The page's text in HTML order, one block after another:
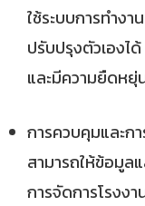
ใช้ระบบการทำง
ปรับปรุงตัวเองไ
และมีความยืดหยุ่
การควบคุมและก
สามารถให้ข้อมูล
การจัดการโรงง